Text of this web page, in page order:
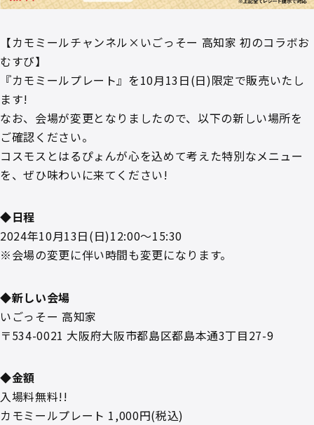
【カモミールチャンネル×いごっそー 高知家 初のコラボお
むすび】
『カモミールプレート』を10月13日(日)限定で販売いたし
ます!
なお、会場が変更となりましたので、以下の新しい場所を
ご確認ください。
コスモスとはるぴょんが心を込めて考えた特別なメニュー
を、ぜひ味わいに来てください!
◆日程
2024年10月13日(日)12:00〜15:30
※会場の変更に伴い時間も変更になります。
◆新しい会場
いごっそー 高知家
〒534-0021 大阪府大阪市都島区都島本通3丁目27-9
◆金額
入場料無料!!
カモミールプレート 1,000円(税込)